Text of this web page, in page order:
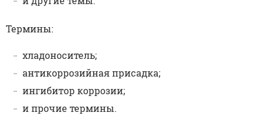
Термины:
хладоноситель;
антикоррозийная присадка;
ингибитор коррозии;
и прочие термины.